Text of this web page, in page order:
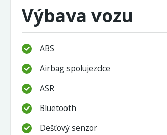
Výbava vozu
ABS
Airbag spolujezdce
ASR
Bluetooth
Dešťový senzor